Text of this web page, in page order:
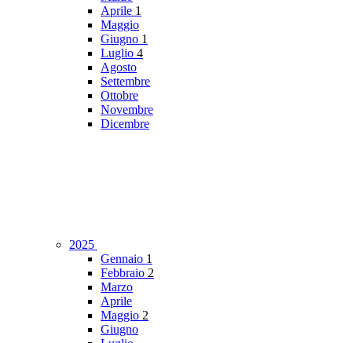
Aprile 1
Maggio
Giugno 1
Luglio 4
Agosto
Settembre
Ottobre
Novembre
Dicembre
2025
Gennaio 1
Febbraio 2
Marzo
Aprile
Maggio 2
Giugno